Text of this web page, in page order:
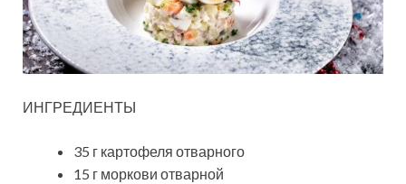
ИНГРЕДИЕНТЫ
35 г картофеля отварного
15 г моркови отварной